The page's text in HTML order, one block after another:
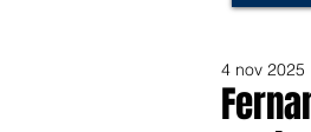
4 nov 2025